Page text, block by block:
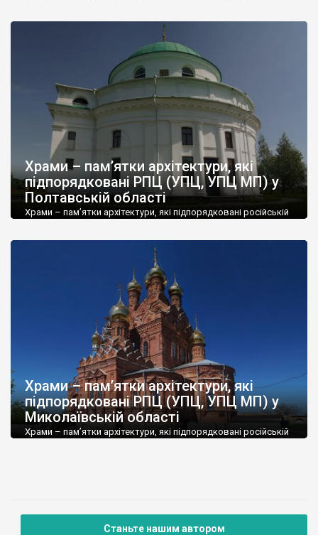
області. Усі ці храми є в переліках парафій на офіційному сайті
РПЦ. Скорочення у таблиці: матеріал: д – дерев’яний, м –
мурований; значення: н – національне, м – місцеве Якщо ви
переглядаєте із телефону, щоб побачити крайні колонки –
тягніть праворуч. […]
Храми – пам’ятки архітектури, які
підпорядковані РПЦ (УПЦ, УПЦ МП) у
Полтавській області
Храми – пам’ятки архітектури, які підпорядковані російській
області. Усі ці храми є в переліках парафій на офіційному сайті
РПЦ. Скорочення у таблиці: матеріал: д – дерев’яний, м –
мурований; значення: н – національне, м – місцеве Якщо ви
переглядаєте із телефону, щоб побачити крайні колонки –
Храми – пам’ятки архітектури, які
підпорядковані РПЦ (УПЦ, УПЦ МП) у
Миколаївській області
Храми – пам’ятки архітектури, які підпорядковані російській
переглядаєте із телефону, щоб побачити крайні колонки –
тягніть праворуч. […]
Станьте нашим автором